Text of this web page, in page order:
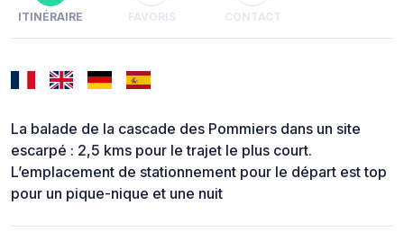
ITINÉRAIRE FAVORIS CONTACT
La balade de la cascade des Pommiers dans un site
escarpé : 2,5 kms pour le trajet le plus court.
L’emplacement de stationnement pour le départ est top
pour un pique-nique et une nuit